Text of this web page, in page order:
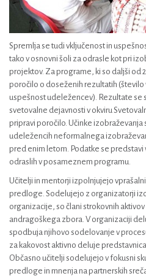
Spremlja se tudi vključenost in
tako v osnovni šoli za odrasle kot pri
projektov. Za programe, ki so daljši od
poročilo o doseženih rezultatih (število
uspešnost udeležencev). Rezultate se
svetovalne dejavnosti v okviru
pripravi poročilo. Učinke izobraževanja
udeležencih neformalnega
pred enim letom. Podatke se predstavi
odraslih v posameznem programu.
Učitelji in mentorji izpolnjujejo
predloge. Sodelujejo z organizatorji
organizacije, so člani strokovnih
andragoškega zbora. V organizaciji
spodbuja njihovo sodelovanje v
za kakovost aktivno deluje
Občasno učitelji sodelujejo v fokusni
predloge in mnenja na partnerskih